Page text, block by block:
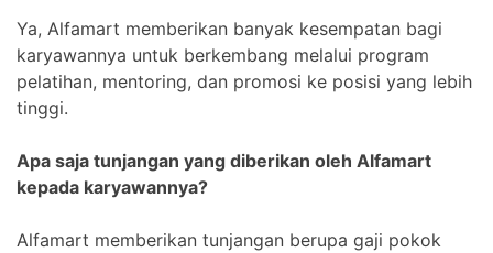
Ya, Alfamart memberikan banyak kesempatan bagi
karyawannya untuk berkembang melalui program
pelatihan, mentoring, dan promosi ke posisi yang lebih
tinggi.
Apa saja tunjangan yang diberikan oleh Alfamart
kepada karyawannya?
Alfamart memberikan tunjangan berupa gaji pokok